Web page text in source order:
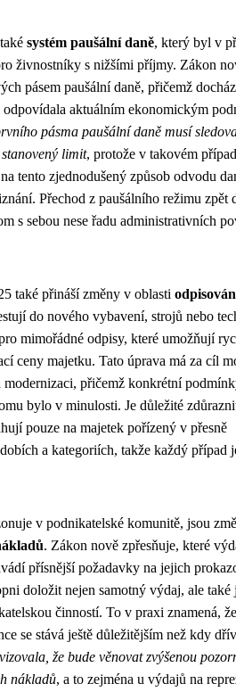
systém paušální daně, který byl v
živnostníky s nižšími příjmy. Zákon
pásem paušální daně, přičemž
odpovídala aktuálním ekonomickým
pásma paušální daně musí
limit, protože v takovém
tento zjednodušený způsob odvodu
Přechod z paušálního režimu zpět
s sebou nese řadu administrativních
také přináší změny v oblasti
do nového vybavení, strojů nebo
mimořádné odpisy, které umožňují
ceny majetku. Tato úprava má za cíl
přičemž konkrétní
bylo v minulosti. Je důležité
pouze na majetek pořízený v přesně
a kategoriích, takže každý případ
v podnikatelské komunitě, jsou
. Zákon nově zpřesňuje, které
přísnější požadavky na jejich
doložit nejen samotný výdaj, ale také
činností. To v praxi znamená,
se stává ještě důležitějším než kdy
že bude věnovat zvýšenou
nákladů, a to zejména u výdajů na